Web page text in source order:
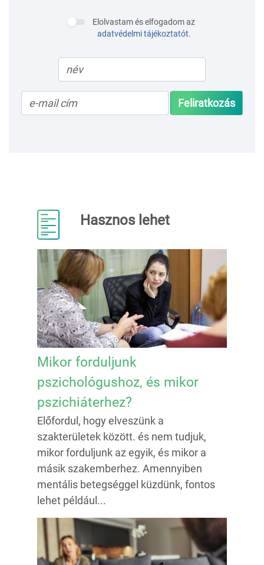
Elolvastam és elfogadom az
adatvédelmi tájékoztatót.
Feliratkozás
Hasznos lehet
Mikor forduljunk
pszichológushoz, és mikor
pszichiáterhez?
Előfordul, hogy elveszünk a
szakterületek között. és nem tudjuk,
mikor forduljunk az egyik, és mikor a
másik szakemberhez. Amennyiben
mentális betegséggel küzdünk, fontos
lehet például...